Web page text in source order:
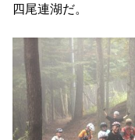
四尾連湖だ。